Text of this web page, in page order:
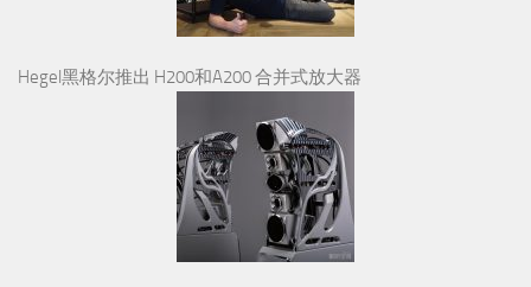
Hegel黑格尔推出 H200和A200 合并式放大器